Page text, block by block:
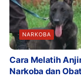
NARKOBA
Cara Melatih
Narkoba dan